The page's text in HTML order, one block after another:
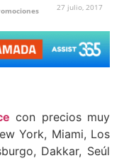
27 julio, 2017
con precios muy
York, Miami, Los
Dakkar, Seúl